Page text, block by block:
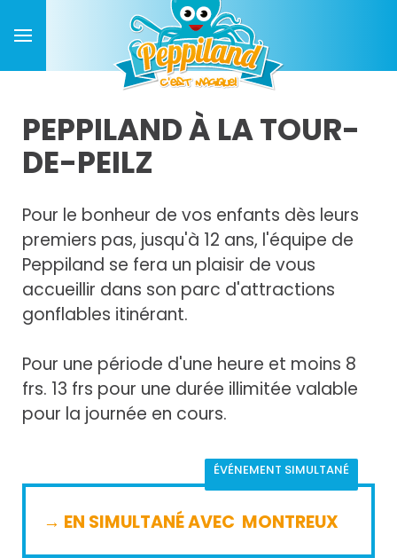
PEPPILAND À LA TOUR-
DE-PEILZ
Pour le bonheur de vos enfants dès leurs
premiers pas, jusqu'à 12 ans, l'équipe de
Peppiland se fera un plaisir de vous
accueillir dans son parc d'attractions
gonflables itinérant.
Pour une période d'une heure et moins 8
frs. 13 frs pour une durée illimitée valable
pour la journée en cours.
ÉVÉNEMENT SIMULTANÉ
→ EN SIMULTANÉ AVEC MONTREUX